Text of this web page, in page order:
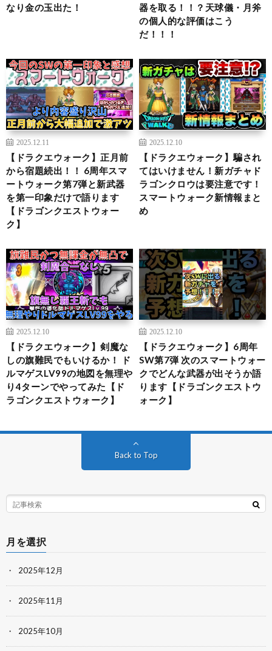
なり金の玉出た！
器を取る！！？天球儀・月斧
の個人的な評価はこう
だ！！！
2025.12.11
【ドラクエウォーク】正月前
から宿題続出！！ 6周年スマ
ートウォーク第7弾と新武器
を第一印象だけで語ります
【ドラゴンクエストウォー
ク】
2025.12.10
【ドラクエウォーク】騙され
てはいけません！新ガチャド
ラゴンクロウは要注意です！
スマートウォーク新情報まと
め
2025.12.10
【ドラクエウォーク】剣魔な
しの旗難民でもいけるか！ ド
ルマゲスLV99の地図を無理や
り4ターンでやってみた【ド
ラゴンクエストウォーク】
2025.12.10
【ドラクエウォーク】6周年
SW第7弾 次のスマートウォー
クでどんな武器が出そうか語
ります【ドラゴンクエストウ
ォーク】
Back to Top
月を選択
2025年12月
2025年11月
2025年10月